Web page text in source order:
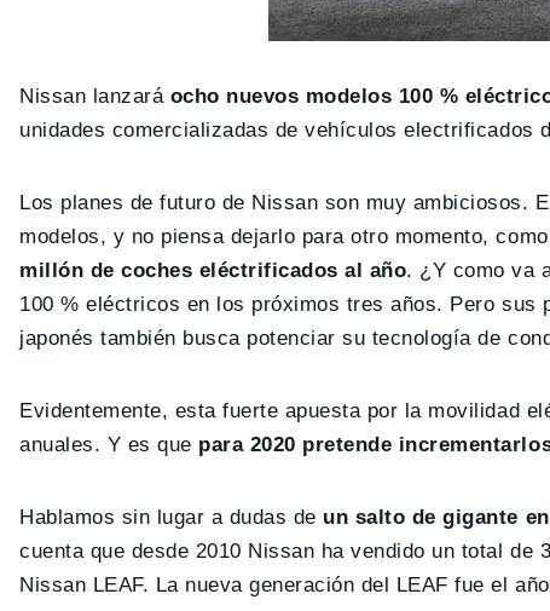
Nissan lanzará ocho nuevos modelos 100 %
unidades comercializadas de vehículos electrificados
Los planes de futuro de Nissan son muy ambiciosos.
modelos, y no piensa dejarlo para otro momento,
millón de coches eléctrificados al año. ¿Y como va
100 % eléctricos en los próximos tres años. Pero
japonés también busca potenciar su tecnología de
Evidentemente, esta fuerte apuesta por la movilidad
anuales. Y es que para 2020 pretende
Hablamos sin lugar a dudas de un salto de gigante
cuenta que desde 2010 Nissan ha vendido un total
Nissan LEAF. La nueva generación del LEAF fue el